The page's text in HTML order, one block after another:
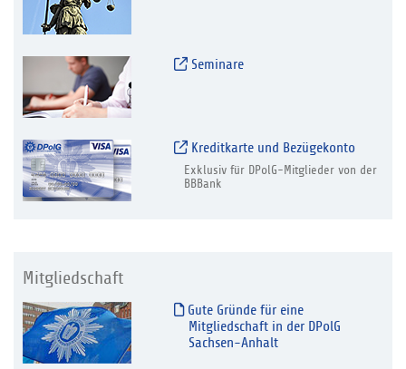
Seminare
Kreditkarte und Bezügekonto
Exklusiv für DPolG-Mitglieder von der
BBBank
Mitgliedschaft
Gute Gründe für eine
Mitgliedschaft in der DPolG
Sachsen-Anhalt